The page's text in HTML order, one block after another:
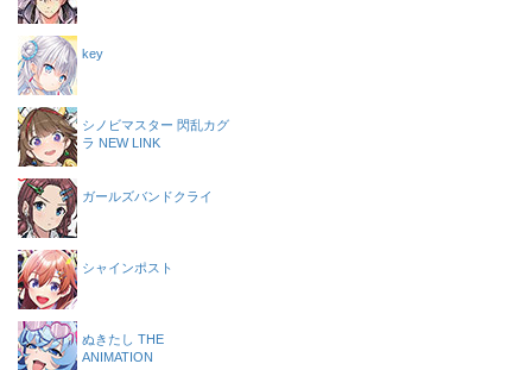
key
シノビマスター 閃乱カグ
ラ NEW LINK
ガールズバンドクライ
シャインポスト
ぬきたし THE
ANIMATION